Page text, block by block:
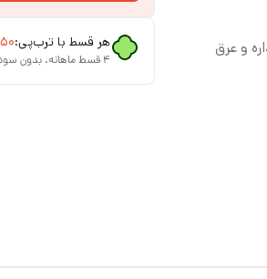
و عرق
هر قسط با ترب‌پی:
۴ قسط ماهانه. بدون سود، چک و ضامن.